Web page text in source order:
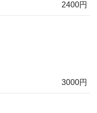
2400円
3000円